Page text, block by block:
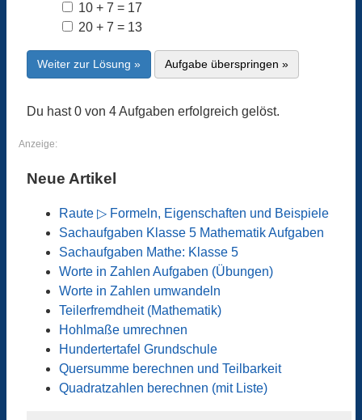
10 + 7 = 17
20 + 7 = 13
Weiter zur Lösung » Aufgabe überspringen »
Du hast 0 von 4 Aufgaben erfolgreich gelöst.
Anzeige:
Neue Artikel
Raute ▷ Formeln, Eigenschaften und Beispiele
Sachaufgaben Klasse 5 Mathematik Aufgaben
Sachaufgaben Mathe: Klasse 5
Worte in Zahlen Aufgaben (Übungen)
Worte in Zahlen umwandeln
Teilerfremdheit (Mathematik)
Hohlmaße umrechnen
Hundertertafel Grundschule
Quersumme berechnen und Teilbarkeit
Quadratzahlen berechnen (mit Liste)